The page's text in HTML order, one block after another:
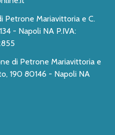
Petrone Mariavittoria e C.
di Petrone Mariavittoria e
190 80146 - Napoli NA